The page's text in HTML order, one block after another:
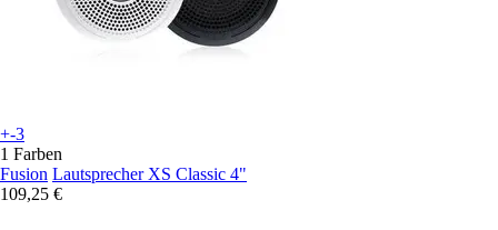
+-3
1 Farben
Fusion Lautsprecher XS Classic 4"
109,25 €